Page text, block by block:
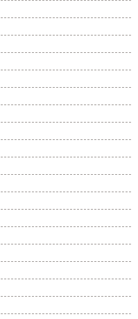
説明させていただき
は長くなりますが、ぜ
根の表面に塗装してで
風、排気ガスなどにさ
ね
先日、弊社が日本ペイン
として表彰されました
外壁塗装専門店＊
にはまり中
今回は浩
人で出発
波は小さい
陸でのイメトレ 入水～
＊湘南の
＊
してる間にもう11月も
2020年もあっとゆう間
の影響で色々なイベン
先日ブログでもお伝
＊湘南の外壁塗装専